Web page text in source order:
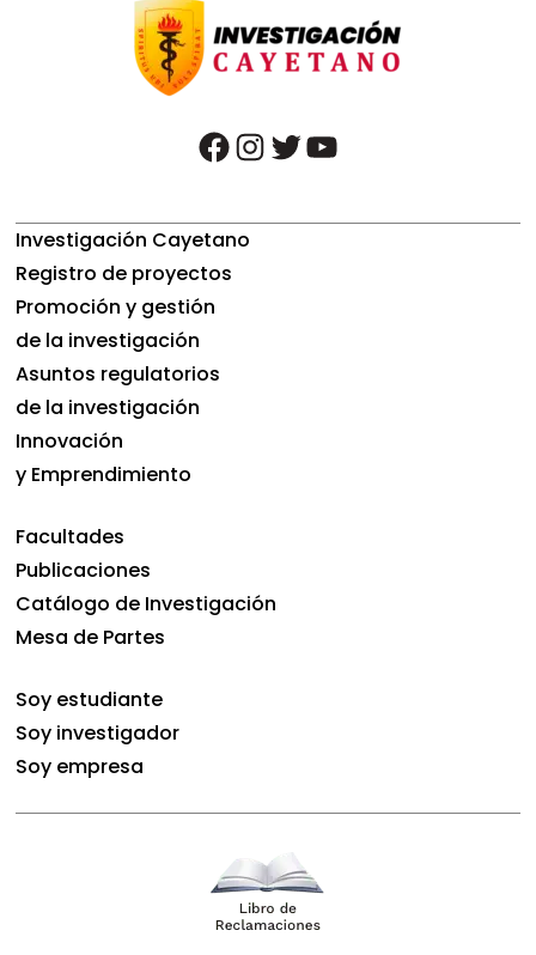
facebook instagram twitter youtube
Investigación Cayetano
Registro de proyectos
Promoción y gestión
de la investigación
Asuntos regulatorios
de la investigación
Innovación
y Emprendimiento
Facultades
Publicaciones
Catálogo de Investigación
Mesa de Partes
Soy estudiante
Soy investigador
Soy empresa